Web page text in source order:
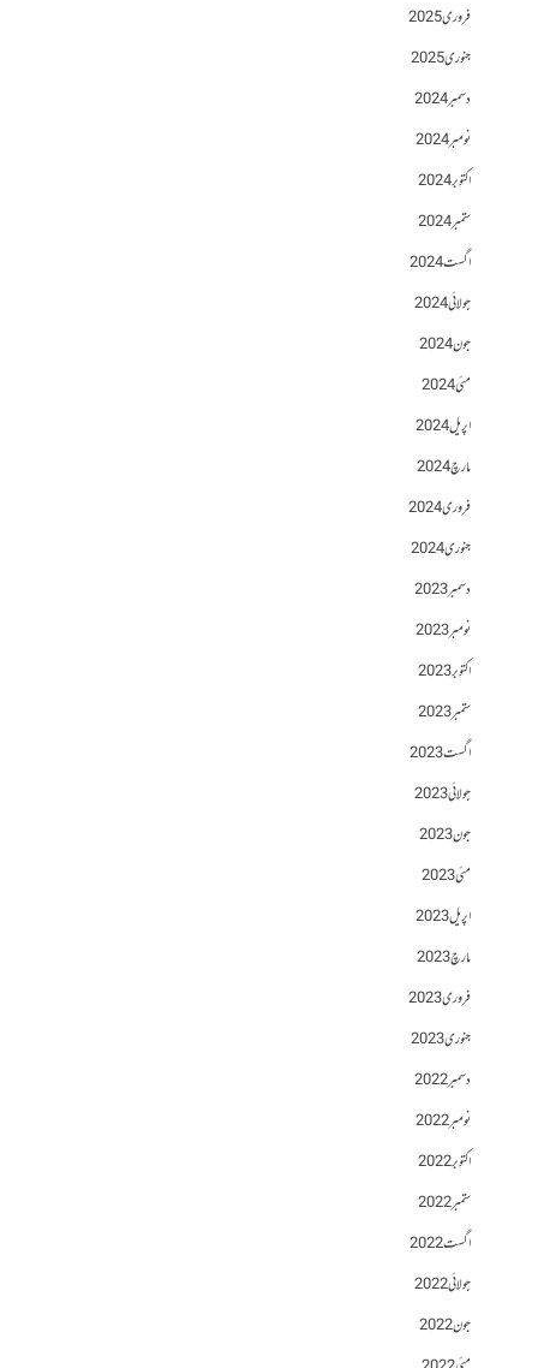
فروری 2025
جنوری 2025
دسمبر 2024
نومبر 2024
اکتوبر 2024
ستمبر 2024
اگست 2024
جولائی 2024
جون 2024
مئی 2024
اپریل 2024
مارچ 2024
فروری 2024
جنوری 2024
دسمبر 2023
نومبر 2023
اکتوبر 2023
ستمبر 2023
اگست 2023
جولائی 2023
جون 2023
مئی 2023
اپریل 2023
مارچ 2023
فروری 2023
جنوری 2023
دسمبر 2022
نومبر 2022
اکتوبر 2022
ستمبر 2022
اگست 2022
جولائی 2022
جون 2022